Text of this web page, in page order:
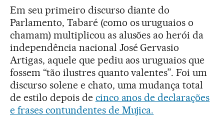
Em seu primeiro discurso diante do
Parlamento, Tabaré (como os uruguaios o
chamam) multiplicou as alusões ao herói da
independência nacional José Gervasio
Artigas, aquele que pediu aos uruguaios que
fossem “tão ilustres quanto valentes”. Foi um
discurso solene e chato, uma mudança total
de estilo depois de cinco anos de declarações
e frases contundentes de Mujica.